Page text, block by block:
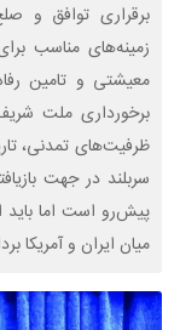
برقراری توافق و
زمینه‌های مناسب
معیشتی و تامین
برخورداری ملت
ظرفیت‌های تمدنی،
سربلند در جهت
پیش‌رو است اما باید
میان ایران و آمریکا